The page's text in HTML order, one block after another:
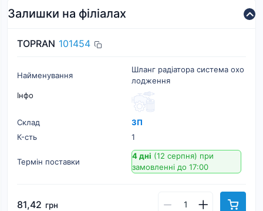
Залишки на філіалах
TOPRAN 101454
Найменування
Шланг радіатора система охо
лодження
Інфо
Склад
ЗП
К-cть
1
Термін поставки
4 дні (12 серпня) при
замовленні до 17:00
81,42 грн